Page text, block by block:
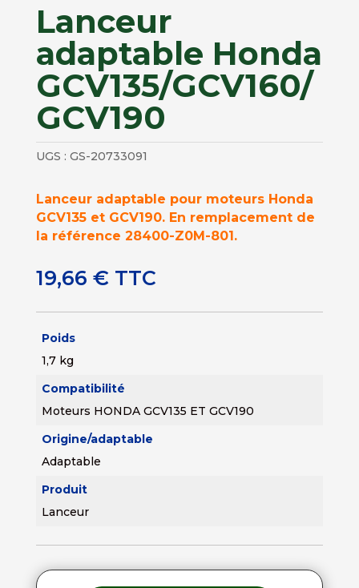
Lanceur
adaptable Honda
GCV135/GCV160/
GCV190
UGS : GS-20733091
Lanceur adaptable pour moteurs Honda
GCV135 et GCV190. En remplacement de
la référence 28400-Z0M-801.
19,66 € TTC
Poids
1,7 kg
Compatibilité
Moteurs HONDA GCV135 ET GCV190
Origine/adaptable
Adaptable
Produit
Lanceur